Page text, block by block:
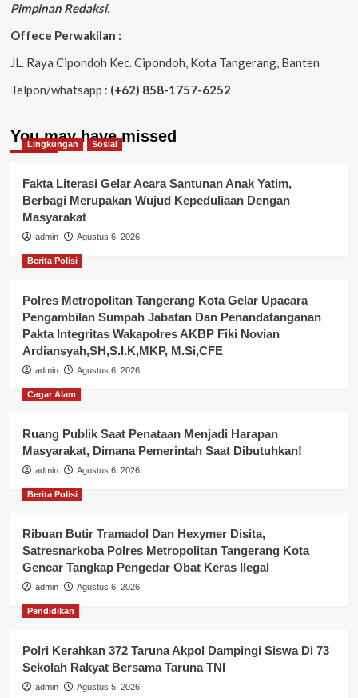
Pimpinan Redaksi.
Offece Perwakilan :
JL. Raya Cipondoh Kec. Cipondoh, Kota Tangerang, Banten
Telpon/whatsapp : (+62) 858-1757-6252
You may have missed
Lingkungan Sosial
Fakta Literasi Gelar Acara Santunan Anak Yatim,
Berbagi Merupakan Wujud Kepeduliaan Dengan
Masyarakat
admin Agustus 6, 2026
Berita Polisi
Polres Metropolitan Tangerang Kota Gelar Upacara
Pengambilan Sumpah Jabatan Dan Penandatanganan
Pakta Integritas Wakapolres AKBP Fiki Novian
Ardiansyah,SH,S.I.K,MKP, M.Si,CFE
admin Agustus 6, 2026
Cagar Alam
Ruang Publik Saat Penataan Menjadi Harapan
Masyarakat, Dimana Pemerintah Saat Dibutuhkan!
admin Agustus 6, 2026
Berita Polisi
Ribuan Butir Tramadol Dan Hexymer Disita,
Satresnarkoba Polres Metropolitan Tangerang Kota
Gencar Tangkap Pengedar Obat Keras Ilegal
admin Agustus 6, 2026
Pendidikan
Polri Kerahkan 372 Taruna Akpol Dampingi Siswa Di 73
Sekolah Rakyat Bersama Taruna TNI
admin Agustus 5, 2026